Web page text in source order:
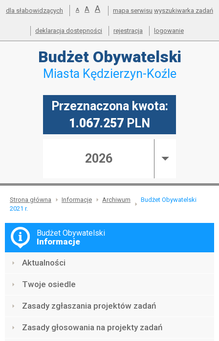
Przejdź do głównego
Przejdź do treści
Przejdź do wyszukiwarki
Przejdź do mapy serwisu
dla słabowidzących A pomniejsz
czcionkę
A standardowy
rozmiar
A powiększ
czcionkę
mapa serwisu wyszukiwarka zadań
deklaracja dostępności rejestracja logowanie
Budżet Obywatelski
Miasta Kędzierzyn-Koźle
Przeznaczona kwota:
1.067.257 PLN
2026
Strona główna Informacje Archiwum
Budżet Obywatelski
2021 r.
Menu
Budżet Obywatelski
Informacje
Aktualności
Twoje osiedle
Zasady zgłaszania projektów zadań
Zasady głosowania na projekty zadań